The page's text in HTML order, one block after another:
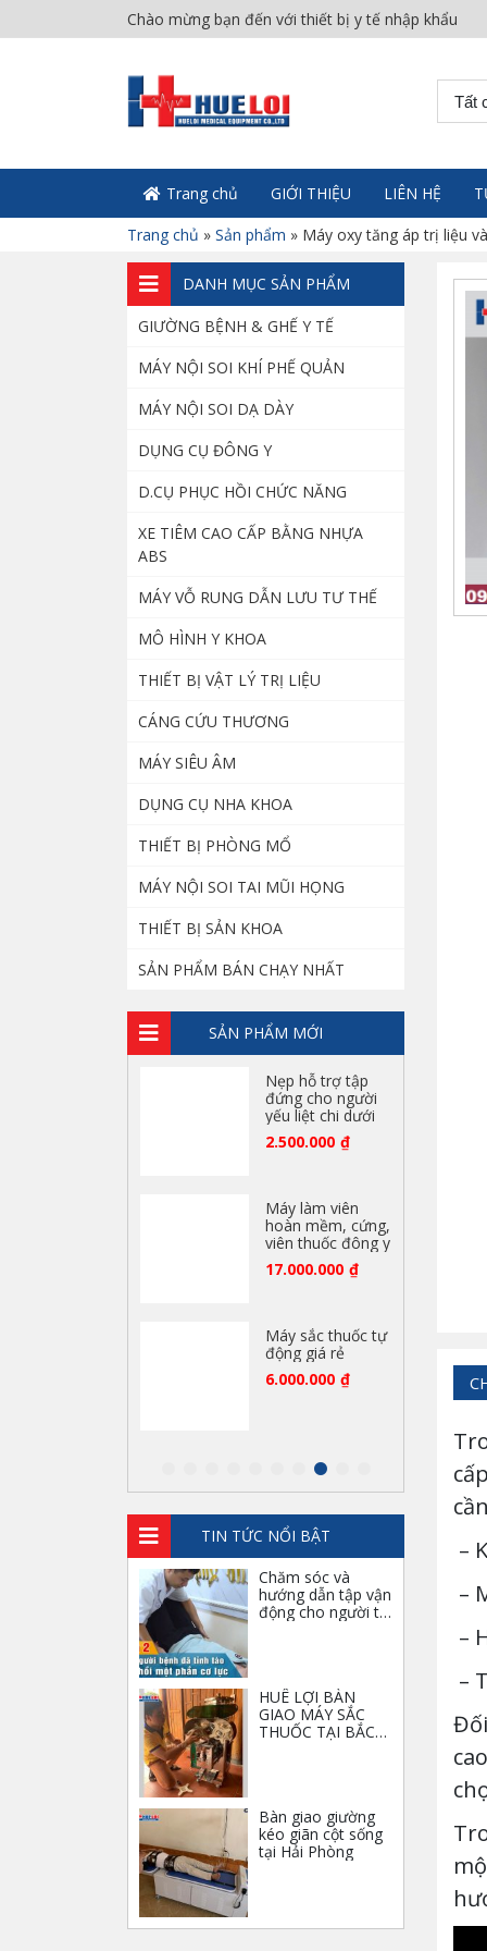
Chào mừng bạn đến với thiết bị y tế nhập khẩu
Tất
Trang chủ GIỚI THIỆU LIÊN HỆ
Trang chủ » Sản phẩm » Máy oxy tăng áp trị liệu
DANH MỤC SẢN PHẨM
GIƯỜNG BỆNH & GHẾ Y TẾ
MÁY NỘI SOI KHÍ PHẾ QUẢN
MÁY NỘI SOI DẠ DÀY
DỤNG CỤ ĐÔNG Y
D.CỤ PHỤC HỒI CHỨC NĂNG
XE TIÊM CAO CẤP BẰNG NHỰA
ABS
MÁY VỖ RUNG DẪN LƯU TƯ THẾ
MÔ HÌNH Y KHOA
THIẾT BỊ VẬT LÝ TRỊ LIỆU
CÁNG CỨU THƯƠNG
MÁY SIÊU ÂM
DỤNG CỤ NHA KHOA
THIẾT BỊ PHÒNG MỔ
MÁY NỘI SOI TAI MŨI HỌNG
THIẾT BỊ SẢN KHOA
SẢN PHẨM BÁN CHẠY NHẤT
SẢN PHẨM MỚI
6.000.000
Bộ vali nha khoa
di động
10.000.000 ₫
Ghế điện
Denston khám
40.000.000
Máy siêu âm
Acclarix LX3 phân
khúc tầm trung
của hãng EDAN
185.000.000
bằng hơi – Giày đi
bộ không bó bột
hành điều dưỡng
nam nữ cao cấp
cung – YIKEDA
8.500.000 ₫
tần nhiệt Zeus
18.500.000 ₫
Nẹp hỗ trợ tập
đứng cho người
yếu liệt chi dưới
2.500.000 ₫
Máy làm viên
hoàn mềm, cứng,
viên thuốc đông y
17.000.000 ₫
Máy sắc thuốc tự
động giá rẻ
6.000.000 ₫
Bộ vali nha khoa
di động
Ghế điện
Denston khám
răng hàm mặt
Máy siêu âm
Acclarix LX3 phân
Giày cố định chân
bằng hơi – Giày đi
TIN TỨC NỔI BẬT
Chăm sóc và
hướng dẫn tập vận
động cho người tai
HUÊ LỢI BÀN
GIAO MÁY SẮC
THUỐC TẠI BẮC
Bàn giao giường
kéo giãn cột sống
tại Hải Phòng
–
–
–
–